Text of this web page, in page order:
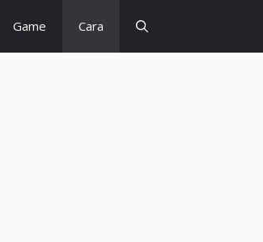
Game Cara